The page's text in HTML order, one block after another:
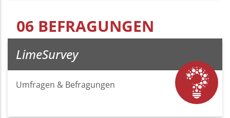
06 BEFRAGUNGEN
LimeSurvey
Umfragen & Befragungen